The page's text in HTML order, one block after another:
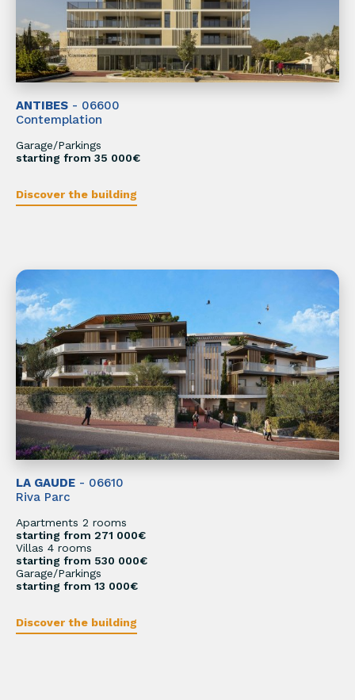
ANTIBES - 06600
Contemplation
Garage/Parkings
starting from 35 000€
Discover the building
LA GAUDE - 06610
Riva Parc
Apartments 2 rooms
starting from 271 000€
Villas 4 rooms
starting from 530 000€
Garage/Parkings
starting from 13 000€
Discover the building